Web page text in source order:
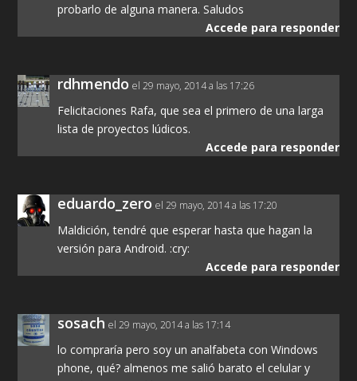
probarlo de alguna manera. Saludos
Accede para responder
rdhmendo el 29 mayo, 2014 a las 17:26
Felicitaciones Rafa, que sea el primero de una larga
lista de proyectos lúdicos.
Accede para responder
eduardo_zero el 29 mayo, 2014 a las 17:20
Maldición, tendré que esperar hasta que hagan la
versión para Android. :cry:
Accede para responder
sosach el 29 mayo, 2014 a las 17:14
lo compraría pero soy un analfabeta con Windows
phone, qué? almenos me salió barato el celular y